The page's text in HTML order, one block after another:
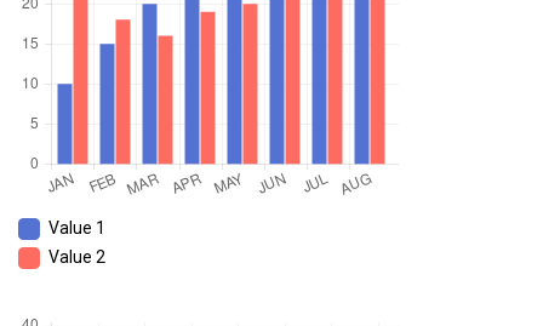
Value 1
Value 2